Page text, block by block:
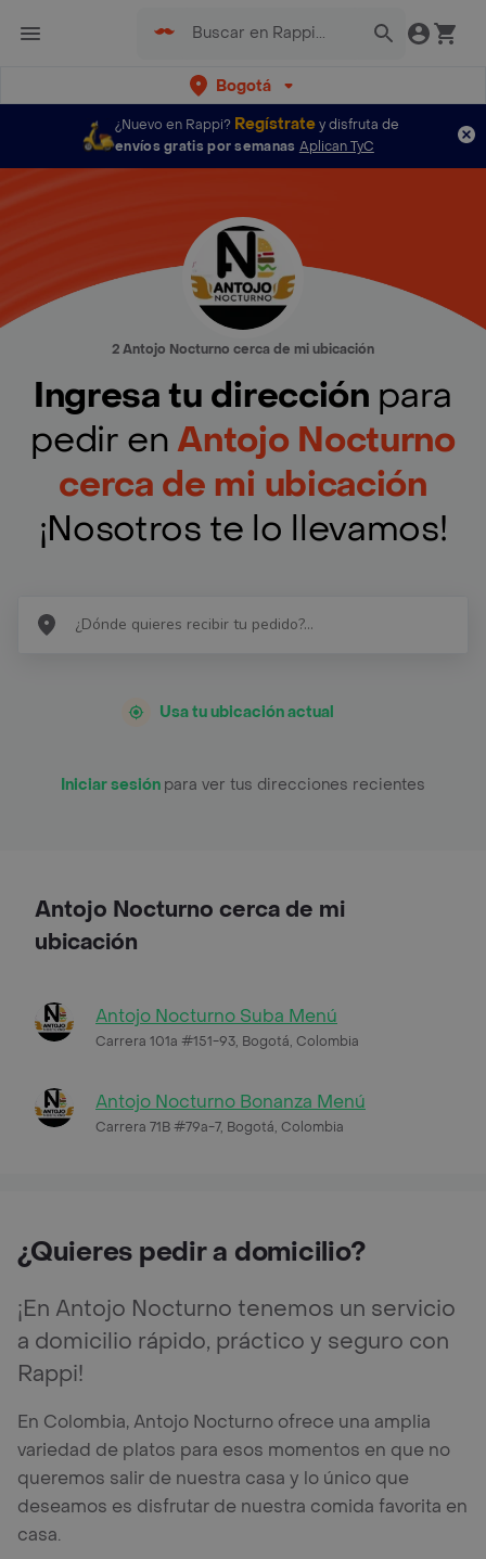
Bogotá
¿Nuevo en Rappi? Regístratey disfruta de
envíos gratis por semanas Aplican TyC
2 Antojo Nocturno cerca de mi ubicación
Ingresa tu dirección para
pedir enAntojo Nocturno
cerca de mi ubicación
¡Nosotros te lo llevamos!
Usa tu ubicación actual
Iniciar sesión para ver tus direcciones recientes
Antojo Nocturno cerca de mi
ubicación
Antojo Nocturno Suba Menú
Carrera 101a #151-93, Bogotá, Colombia
Antojo Nocturno Bonanza Menú
Carrera 71B #79a-7, Bogotá, Colombia
¿Quieres pedir a domicilio?
¡En Antojo Nocturno tenemos un servicio
a domicilio rápido, práctico y seguro con
Rappi!
En Colombia, Antojo Nocturno ofrece una amplia
variedad de platos para esos momentos en que no
queremos salir de nuestra casa y lo único que
deseamos es disfrutar de nuestra comida favorita en
casa.